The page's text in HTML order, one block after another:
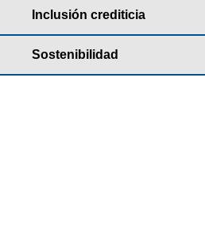
Inclusión crediticia
Sostenibilidad